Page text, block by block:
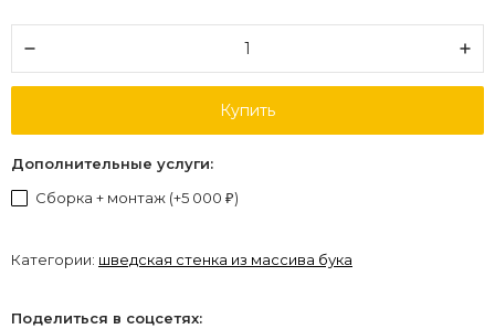
Купить
Дополнительные услуги:
Сборка + монтаж (+5 000 ₽)
Категории: шведская стенка из массива бука
Поделиться в соцсетях: